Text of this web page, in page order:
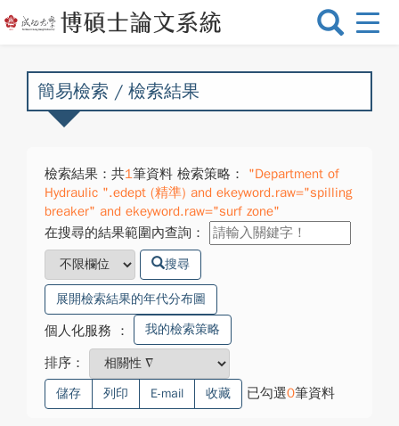
選
換
簡易檢索 / 檢索結果
檢索結果：共1筆資料 檢索策略：
"Department of
Hydraulic ".edept (精準) and ekeyword.raw="spilling
breaker" and ekeyword.raw="surf zone"
在搜尋的結果範圍內查詢：
搜尋
展開檢索結果的年代分布圖
個人化服務 ： 我的檢索策略
排序：
儲存 列印 E-mail 收藏 已勾選0筆資料